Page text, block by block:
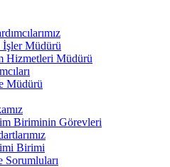
Müdürü
Hizmetleri Müdürü
Müdürü
Biriminin Görevleri
Birimi